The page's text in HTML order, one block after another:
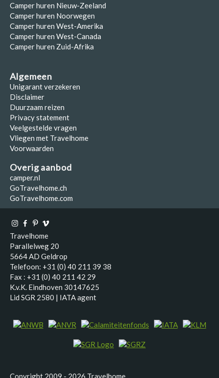
Camper huren Nieuw-Zeeland
Camper huren Noorwegen
Camper huren West-Amerika
Camper huren West-Canada
Camper huren Zuid-Afrika
Algemeen
Unigarant verzekeren
Disclaimer
Duurzaam reizen
Privacy statement
Veelgestelde vragen
Vliegen met Travelhome
Voorwaarden
Overig aanbod
camper.nl
GoTravelhome.ch
GoTravelhome.com
Travelhome
Parallelweg 20
5664 AD Geldrop
Telefoon: +31 (0) 40 211 39 38
Fax : +31 (0) 40 211 42 29
K.v.K. Eindhoven 30147625
Lid SGR 2580 | IATA agent
Copyright 2009 - 2026 Travelhome